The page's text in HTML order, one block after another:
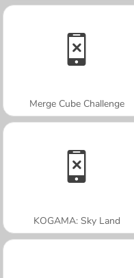
Merge Cube Challenge
KOGAMA: Sky Land